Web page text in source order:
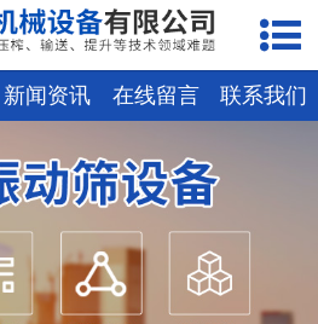
网站首页
关于天众
产品中心
新闻资讯
客户案例
新闻资讯 在线留言 联系我们